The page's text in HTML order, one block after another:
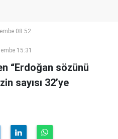
08:52
15:31
“Erdoğan sözünü
sayısı 32’ye